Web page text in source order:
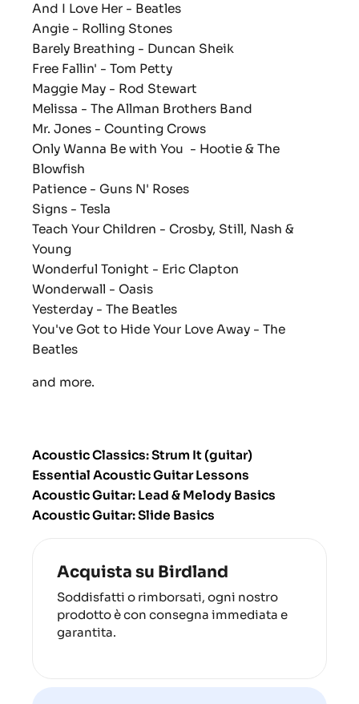
And I Love Her - Beatles
Angie - Rolling Stones
Barely Breathing - Duncan Sheik
Free Fallin' - Tom Petty
Maggie May - Rod Stewart
Melissa - The Allman Brothers Band
Mr. Jones - Counting Crows
Only Wanna Be with You - Hootie & The
Blowfish
Patience - Guns N' Roses
Signs - Tesla
Teach Your Children - Crosby, Still, Nash &
Young
Wonderful Tonight - Eric Clapton
Wonderwall - Oasis
Yesterday - The Beatles
You've Got to Hide Your Love Away - The
Beatles
and more.
Acoustic Classics: Strum It (guitar)
Essential Acoustic Guitar Lessons
Acoustic Guitar: Lead & Melody Basics
Acoustic Guitar: Slide Basics
Acquista su Birdland
Soddisfatti o rimborsati, ogni nostro
prodotto è con consegna immediata e
garantita.